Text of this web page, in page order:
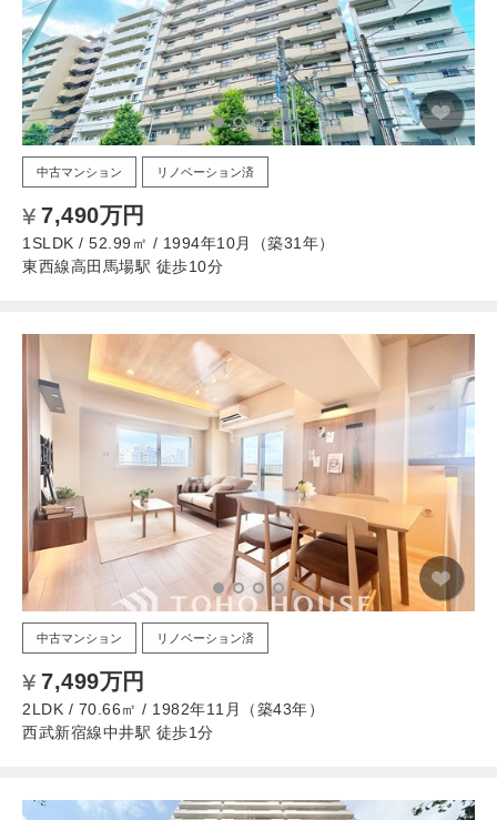
中古マンション リノベーション済
7,490万円
1SLDK / 52.99㎡ / 1994年10月（築31年）
東西線高田馬場駅 徒歩10分
中古マンション リノベーション済
7,499万円
2LDK / 70.66㎡ / 1982年11月（築43年）
西武新宿線中井駅 徒歩1分